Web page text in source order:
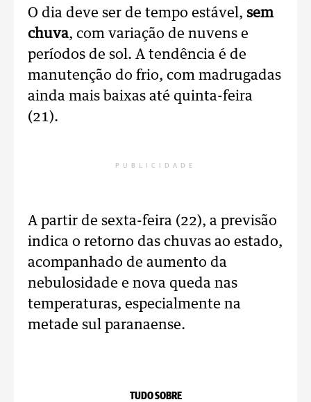
O dia deve ser de tempo estável, sem
chuva, com variação de nuvens e
períodos de sol. A tendência é de
manutenção do frio, com madrugadas
ainda mais baixas até quinta-feira
(21).
PUBLICIDADE
A partir de sexta-feira (22), a previsão
indica o retorno das chuvas ao estado,
acompanhado de aumento da
nebulosidade e nova queda nas
temperaturas, especialmente na
metade sul paranaense.
TUDO SOBRE